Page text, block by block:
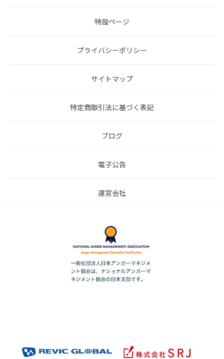
特設ページ
プライバシーポリシー
サイトマップ
特定商取引法に基づく表記
ブログ
電子公告
運営会社